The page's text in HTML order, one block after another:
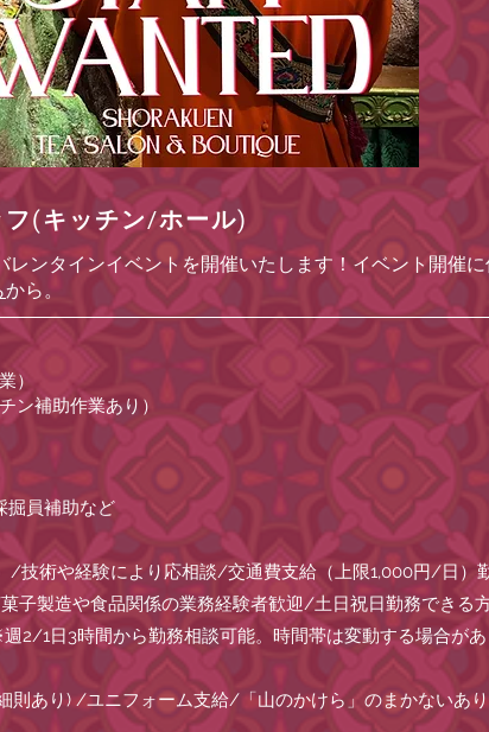
(キッチン/ホール)
レンタインイベントを開催いたします！イベント開催
から。
）
ン補助作業あり）
掘員補助など
術や経験により応相談/交通費支給（上限1,000円/日）
子製造や食品関係の業務経験者歓迎/土日祝日勤務できる
2/1日3時間から勤務相談可能。時間帯は変動する場合があ
あり) /ユニフォーム支給/「山のかけら」のまかないあり